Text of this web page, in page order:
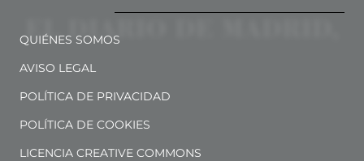
QUIÉNES SOMOS
AVISO LEGAL
POLÍTICA DE PRIVACIDAD
POLÍTICA DE COOKIES
LICENCIA CREATIVE COMMONS